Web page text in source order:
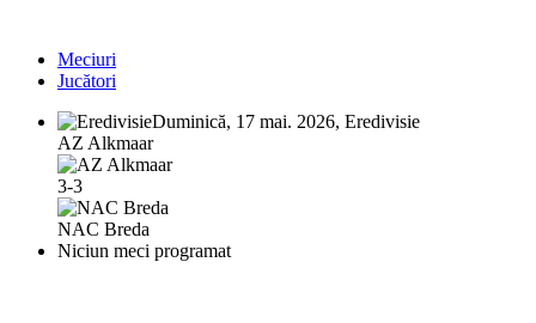
Meciuri
Jucători
Duminică, 17 mai. 2026, Eredivisie
AZ Alkmaar
3-3
NAC Breda
Niciun meci programat